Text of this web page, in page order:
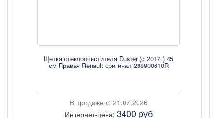
Щетка стеклоочистителя Duster (с 2017г) 45
см Правая Renault оригинал 288900610R
В продаже с: 21.07.2026
Интернет-цена: 3400 pуб